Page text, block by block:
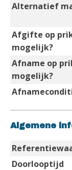
Alternatief
Afgifte op
mogelijk?
Afname op
mogelijk?
Algemene
Doorlooptijd